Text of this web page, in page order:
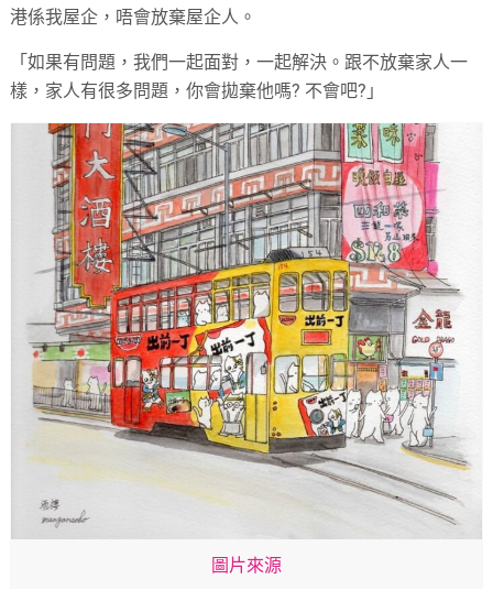
港係我屋企，唔會放棄屋企人。
「如果有問題，我們一起面對，一起解決。跟不放棄家人一
樣，家人有很多問題，你會拋棄他嗎? 不會吧?」
圖片來源